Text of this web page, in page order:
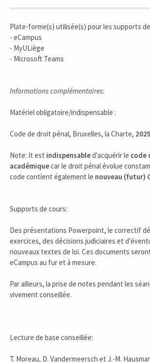
Plate-forme(s) utilisée(s) pour les supports
- eCampus
- MyULiège
- Microsoft Teams
Informations complémentaires:
Matériel obligatoire/indispensable :
Code de droit pénal, Bruxelles, la Charte,
Note: It est indispensabled'acquérir le code
académiquecar le droit pénal évolue
code contient également le nouveau (futur)
Supports de cours:
Des présentations Powerpoint, le correctif
exercices, des décisions judiciaires et
nouveaux textes de loi. Ces documents
eCampus au fur et à mesure.
Par ailleurs, la prise de notes pendant les
vivement conseillée.
Lecture de base conseillée:
T. Moreau, D. Vandermeersch et J.-M.